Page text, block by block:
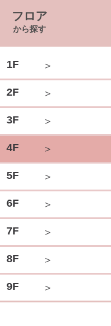
フロア
から探す
1F ＞
2F ＞
3F ＞
4F ＞
5F ＞
6F ＞
7F ＞
8F ＞
9F ＞